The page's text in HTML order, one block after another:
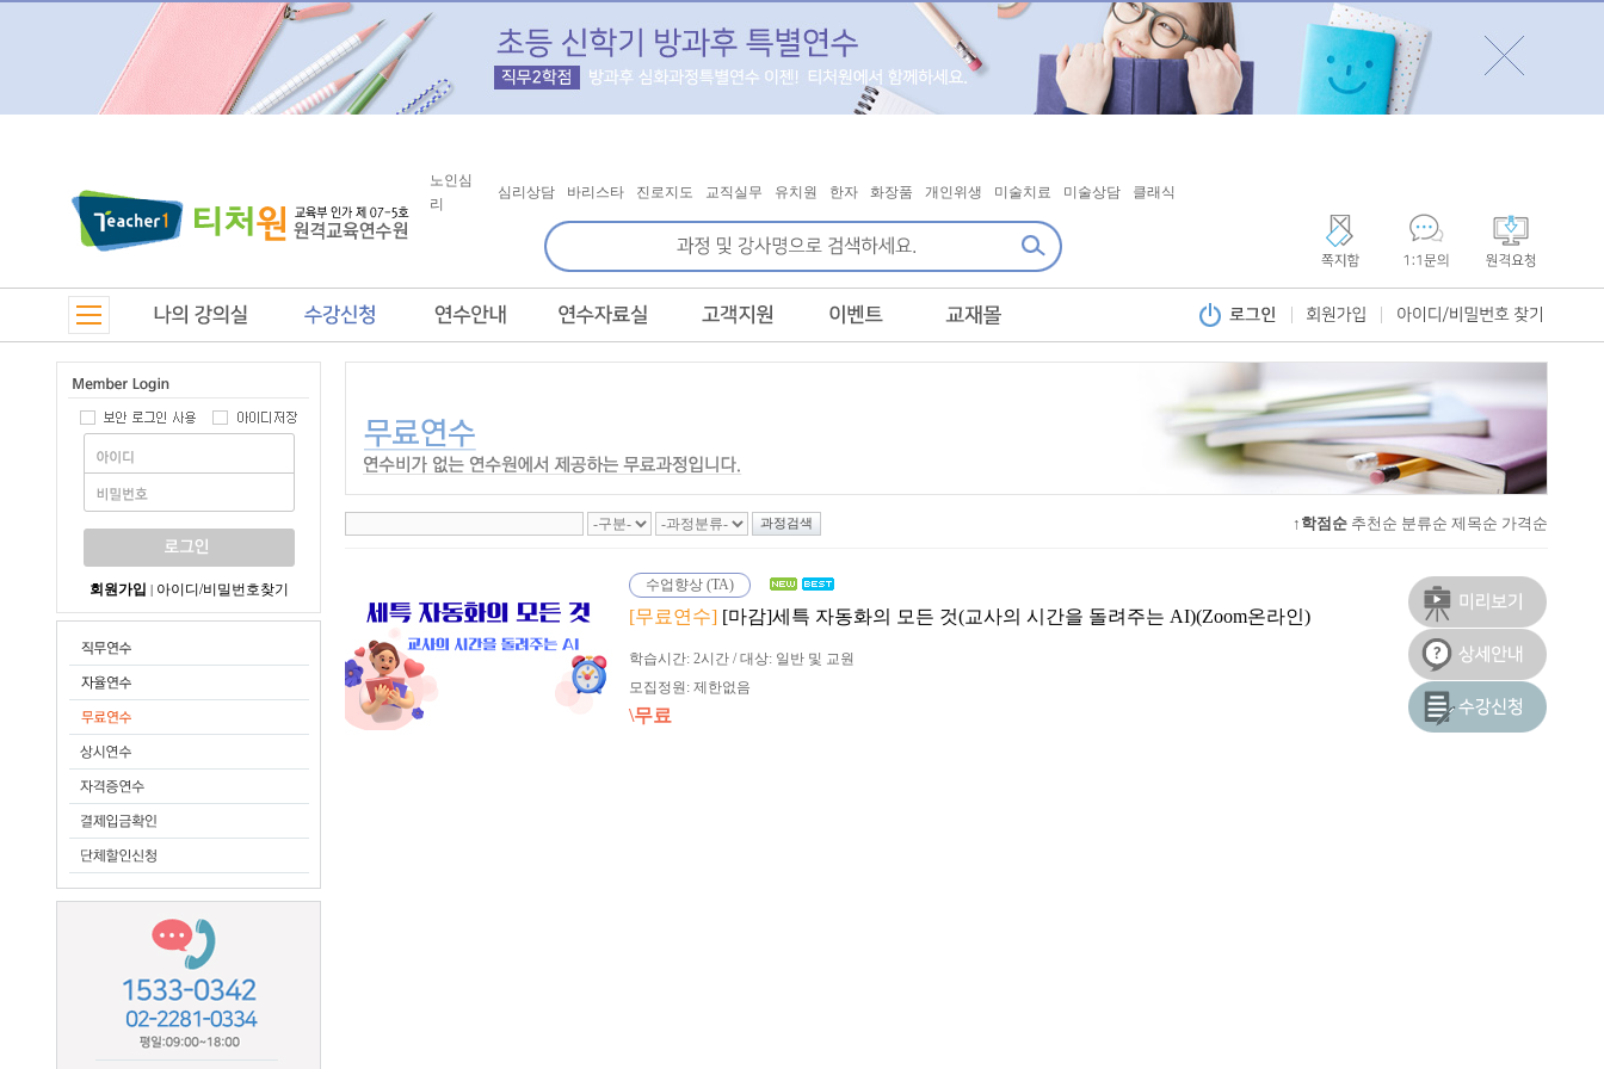
노인심
리
심리상담 바리스타 진로지도 교직실무 유치원 한자 화장품 개인위생 미술치료 미술상담 클래식
회원가입 아이디/비밀번호찾기
↑학점순 추천순 분류순 제목순 가격순
수업향상 (TA)
[무료연수] [마감]세특 자동화의 모든 것(교사의 시간을 돌려주는 AI)(Zoom온라인)
학습시간: 2시간 / 대상: 일반 및 교원
모집정원: 제한없음
\무료